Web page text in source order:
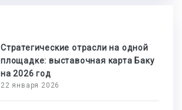
Стратегические отрасли на одной
площадке: выставочная карта Баку
на 2026 год
22 января 2026